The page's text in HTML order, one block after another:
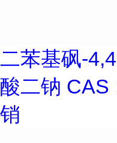
二苯基砜-
酸二钠 CAS
销